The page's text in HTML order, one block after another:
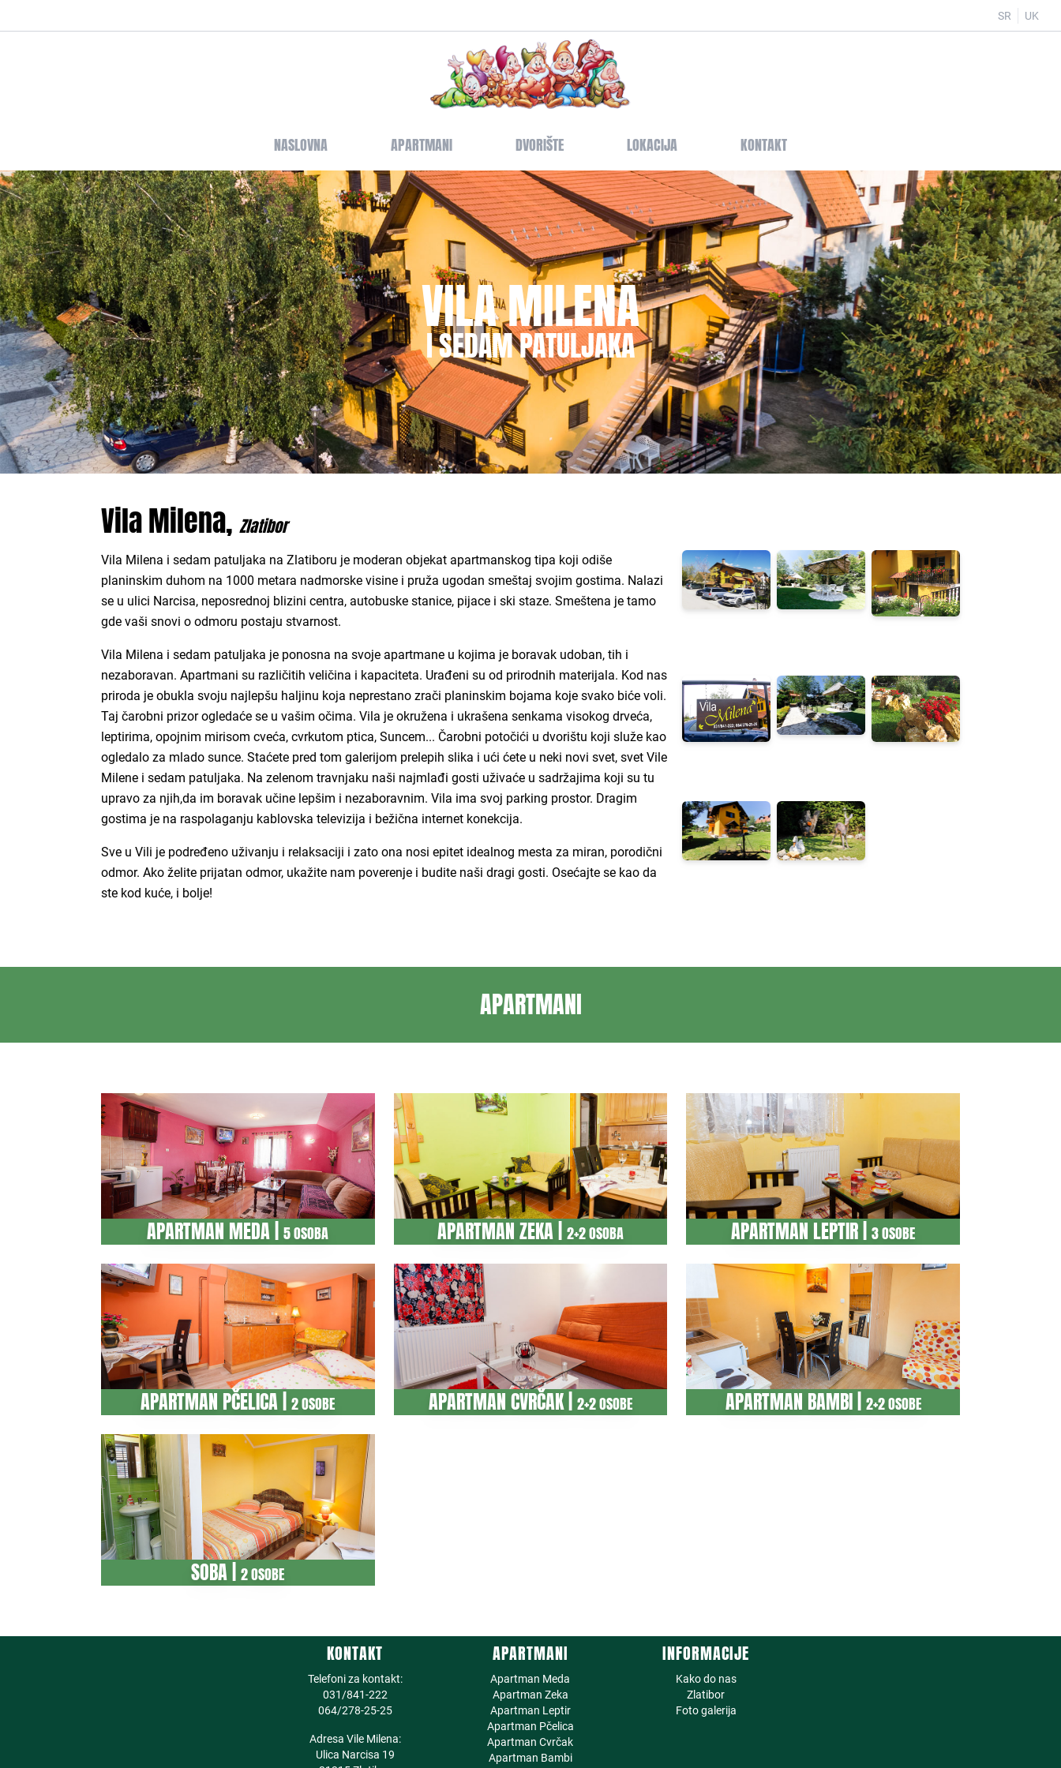
SR UK
NASLOVNA APARTMANI DVORIŠTE LOKACIJA KONTAKT
VILA MILENA
I SEDAM PATULJAKA
Vila Milena, Zlatibor
Vila Milena i sedam patuljaka na Zlatiboru je moderan objekat apartmanskog tipa koji odiše
planinskim duhom na 1000 metara nadmorske visine i pruža ugodan smeštaj svojim gostima. Nalazi
se u ulici Narcisa, neposrednoj blizini centra, autobuske stanice, pijace i ski staze. Smeštena je tamo
gde vaši snovi o odmoru postaju stvarnost.
Vila Milena i sedam patuljaka je ponosna na svoje apartmane u kojima je boravak udoban, tih i
nezaboravan. Apartmani su različitih veličina i kapaciteta. Urađeni su od prirodnih materijala. Kod nas
priroda je obukla svoju najlepšu haljinu koja neprestano zrači planinskim bojama koje svako biće voli.
Taj čarobni prizor ogledaće se u vašim očima. Vila je okružena i ukrašena senkama visokog drveća,
leptirima, opojnim mirisom cveća, cvrkutom ptica, Suncem... Čarobni potočići u dvorištu koji služe kao
ogledalo za mlado sunce. Staćete pred tom galerijom prelepih slika i ući ćete u neki novi svet, svet Vile
Milene i sedam patuljaka. Na zelenom travnjaku naši najmlađi gosti uživaće u sadržajima koji su tu
upravo za njih,da im boravak učine lepšim i nezaboravnim. Vila ima svoj parking prostor. Dragim
gostima je na raspolaganju kablovska televizija i bežična internet konekcija.
Sve u Vili je podređeno uživanju i relaksaciji i zato ona nosi epitet idealnog mesta za miran, porodični
odmor. Ako želite prijatan odmor, ukažite nam poverenje i budite naši dragi gosti. Osećajte se kao da
ste kod kuće, i bolje!
APARTMANI
APARTMAN MEDA |5 OSOBA APARTMAN ZEKA | 2+2 OSOBA APARTMAN LEPTIR |3 OSOBE
APARTMAN PČELICA |2 OSOBE APARTMAN CVRČAK | 2+2 OSOBE APARTMAN BAMBI | 2+2 OSOBE
SOBA |2 OSOBE
KONTAKT
Telefoni za kontakt:
031/841-222
064/278-25-25
Adresa Vile Milena:
Ulica Narcisa 19
APARTMANI
Apartman Meda
Apartman Zeka
Apartman Leptir
Apartman Pčelica
Apartman Cvrčak
Apartman Bambi
INFORMACIJE
Kako do nas
Zlatibor
Foto galerija